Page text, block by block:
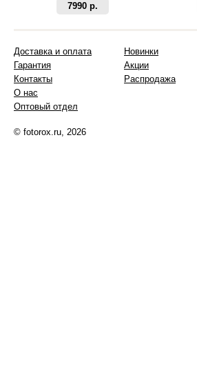
7990 р.
Доставка и оплата
Гарантия
Контакты
О нас
Оптовый отдел
Новинки
Акции
Распродажа
© fotorox.ru, 2026